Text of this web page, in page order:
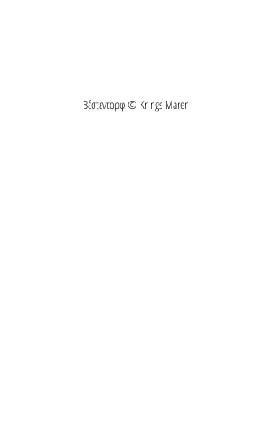
Βέστεντορφ © Krings Maren